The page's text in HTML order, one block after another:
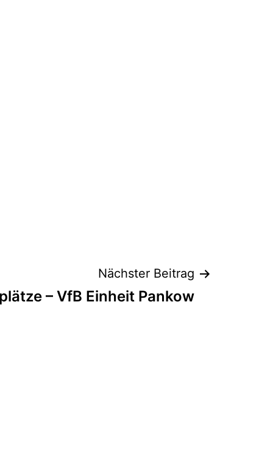
Nächster Beitrag
– VfB Einheit Pankow